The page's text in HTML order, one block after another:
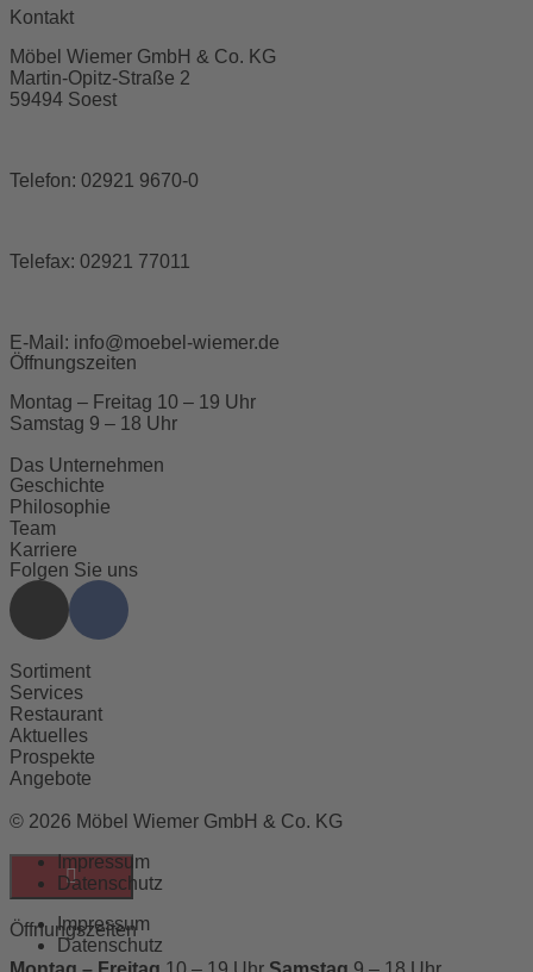
Kontakt
Möbel Wiemer GmbH & Co. KG
Martin-Opitz-Straße 2
59494 Soest
Telefon: 02921 9670-0
Telefax: 02921 77011
E-Mail: info@moebel-wiemer.de
Öffnungszeiten
Montag – Freitag 10 – 19 Uhr
Samstag 9 – 18 Uhr
Das Unternehmen
Geschichte
Philosophie
Team
Karriere
Folgen Sie uns
Sortiment
Services
Restaurant
Aktuelles
Prospekte
Angebote
© 2026 Möbel Wiemer GmbH & Co. KG
Impressum
Datenschutz
Impressum
Datenschutz
Öffnungszeiten